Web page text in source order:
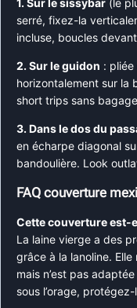
1. Sur le sissybar (le
serré, fixez-la
incluse, boucles
2. Sur le guidon :
horizontalement sur la
short trips sans
3. Dans le dos du
en écharpe diagonal
bandoulière. Look
FAQ couverture
Cette couverture est-
La laine vierge a des
grâce à la lanoline.
mais n’est pas
sous l’orage,